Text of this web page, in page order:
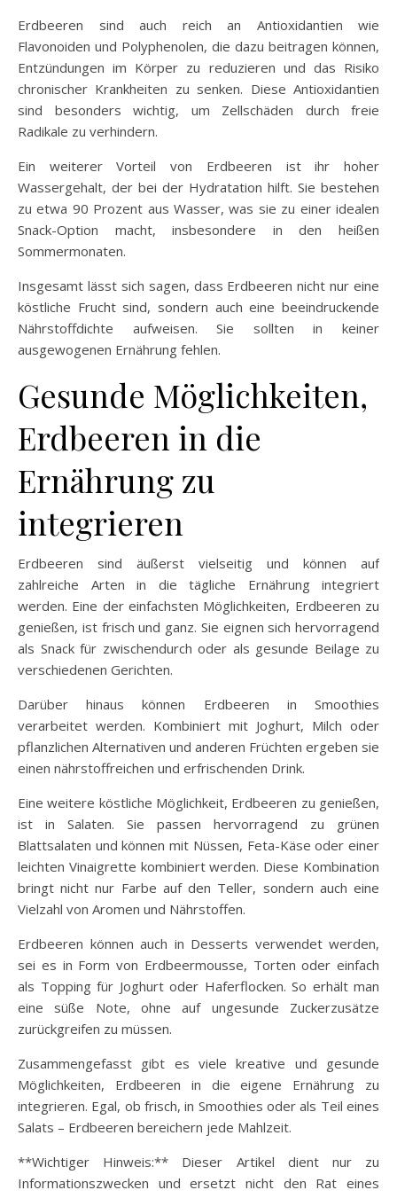
Erdbeeren sind auch reich an Antioxidantien wie
Flavonoiden und Polyphenolen, die dazu beitragen können,
Entzündungen im Körper zu reduzieren und das Risiko
chronischer Krankheiten zu senken. Diese Antioxidantien
sind besonders wichtig, um Zellschäden durch freie
Radikale zu verhindern.
Ein weiterer Vorteil von Erdbeeren ist ihr hoher
Wassergehalt, der bei der Hydratation hilft. Sie bestehen
zu etwa 90 Prozent aus Wasser, was sie zu einer idealen
Snack-Option macht, insbesondere in den heißen
Sommermonaten.
Insgesamt lässt sich sagen, dass Erdbeeren nicht nur eine
köstliche Frucht sind, sondern auch eine beeindruckende
Nährstoffdichte aufweisen. Sie sollten in keiner
ausgewogenen Ernährung fehlen.
Gesunde Möglichkeiten,
Erdbeeren in die
Ernährung zu
integrieren
Erdbeeren sind äußerst vielseitig und können auf
zahlreiche Arten in die tägliche Ernährung integriert
werden. Eine der einfachsten Möglichkeiten, Erdbeeren zu
genießen, ist frisch und ganz. Sie eignen sich hervorragend
als Snack für zwischendurch oder als gesunde Beilage zu
verschiedenen Gerichten.
Darüber hinaus können Erdbeeren in Smoothies
verarbeitet werden. Kombiniert mit Joghurt, Milch oder
pflanzlichen Alternativen und anderen Früchten ergeben sie
einen nährstoffreichen und erfrischenden Drink.
Eine weitere köstliche Möglichkeit, Erdbeeren zu genießen,
ist in Salaten. Sie passen hervorragend zu grünen
Blattsalaten und können mit Nüssen, Feta-Käse oder einer
leichten Vinaigrette kombiniert werden. Diese Kombination
bringt nicht nur Farbe auf den Teller, sondern auch eine
Vielzahl von Aromen und Nährstoffen.
Erdbeeren können auch in Desserts verwendet werden,
sei es in Form von Erdbeermousse, Torten oder einfach
als Topping für Joghurt oder Haferflocken. So erhält man
eine süße Note, ohne auf ungesunde Zuckerzusätze
zurückgreifen zu müssen.
Zusammengefasst gibt es viele kreative und gesunde
Möglichkeiten, Erdbeeren in die eigene Ernährung zu
integrieren. Egal, ob frisch, in Smoothies oder als Teil eines
Salats – Erdbeeren bereichern jede Mahlzeit.
**Wichtiger Hinweis:** Dieser Artikel dient nur zu
Informationszwecken und ersetzt nicht den Rat eines